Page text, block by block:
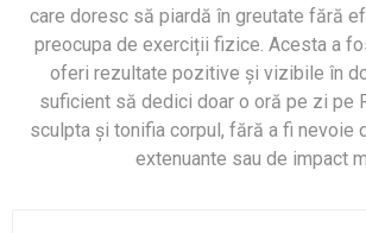
care doresc să piardă în greutate fără
preocupa de exerciții fizice. Acesta a
oferi rezultate pozitive și vizibile în
suficient să dedici doar o oră pe zi pe
sculpta și tonifia corpul, fără a fi nevoie
extenuante sau de impact